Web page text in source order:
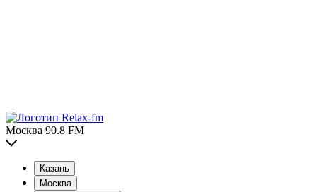
Москва 90.8 FM
Казань
Москва